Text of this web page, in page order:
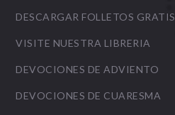
DESCARGAR FOLLETOS GRATIS
VISITE NUESTRA LIBRERIA
DEVOCIONES DE ADVIENTO
DEVOCIONES DE CUARESMA